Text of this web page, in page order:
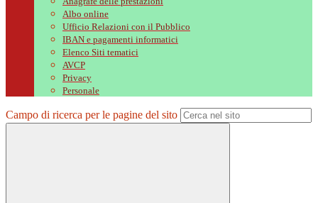
Albo online
Ufficio Relazioni con il Pubblico
IBAN e pagamenti informatici
Elenco Siti tematici
AVCP
Privacy
Personale
Campo di ricerca per le pagine del sito